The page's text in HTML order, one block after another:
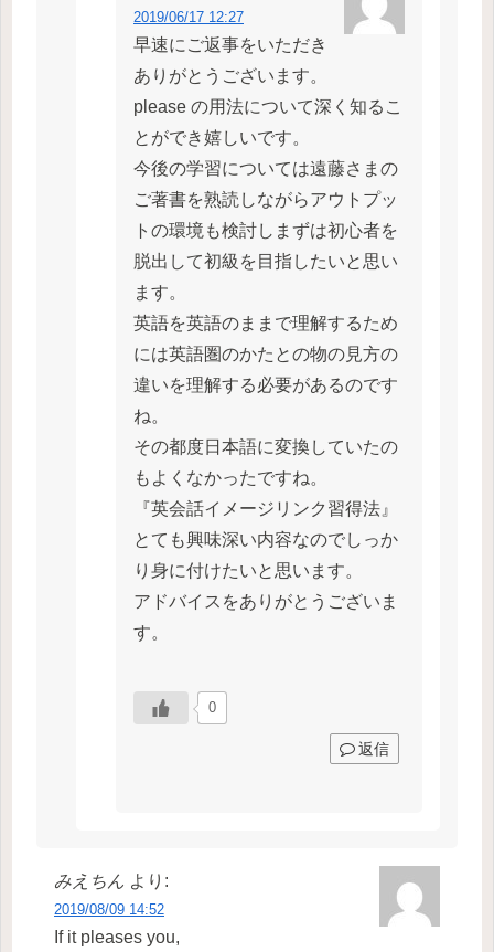
2019/06/17 12:27
早速にご返事をいただき
ありがとうございます。
please の用法について深く知るこ
とができ嬉しいです。
今後の学習については遠藤さまの
ご著書を熟読しながらアウトプッ
トの環境も検討しまずは初心者を
脱出して初級を目指したいと思い
ます。
英語を英語のままで理解するため
には英語圏のかたとの物の見方の
違いを理解する必要があるのです
ね。
その都度日本語に変換していたの
もよくなかったですね。
『英会話イメージリンク習得法』
とても興味深い内容なのでしっか
り身に付けたいと思います。
アドバイスをありがとうございま
す。
0
返信
みえちん より:
2019/08/09 14:52
If it pleases you,